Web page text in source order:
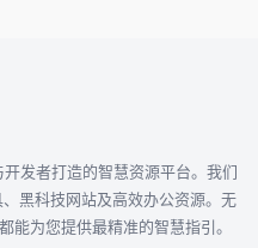
发者打造的智慧资源平台。我们
黑科技网站及高效办公资源。无
能为您提供最精准的智慧指引。